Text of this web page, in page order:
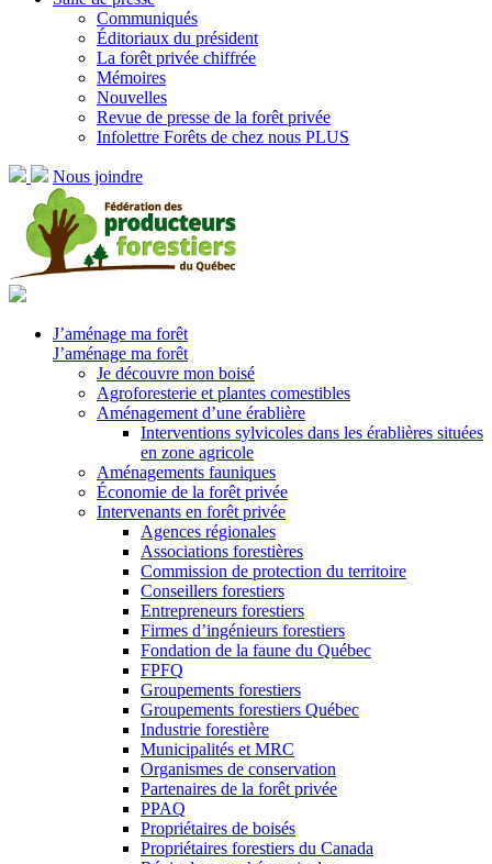
Communiqués
Éditoriaux du président
La forêt privée chiffrée
Mémoires
Nouvelles
Revue de presse de la forêt privée
Infolettre Forêts de chez nous PLUS
Nous joindre
J’aménage ma forêt
J’aménage ma forêt
Je découvre mon boisé
Agroforesterie et plantes comestibles
Aménagement d’une érablière
Interventions sylvicoles dans les érablières situées
en zone agricole
Aménagements fauniques
Économie de la forêt privée
Intervenants en forêt privée
Agences régionales
Associations forestières
Commission de protection du territoire
Conseillers forestiers
Entrepreneurs forestiers
Firmes d’ingénieurs forestiers
Fondation de la faune du Québec
FPFQ
Groupements forestiers
Groupements forestiers Québec
Industrie forestière
Municipalités et MRC
Organismes de conservation
Partenaires de la forêt privée
PPAQ
Propriétaires de boisés
Propriétaires forestiers du Canada